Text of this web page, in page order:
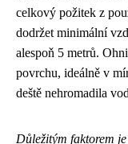
celkový požitek z
dodržet minimální
alespoň 5 metrů.
povrchu, ideálně v
deště nehromadila
Důležitým faktorem